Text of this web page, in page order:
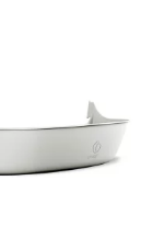
želja